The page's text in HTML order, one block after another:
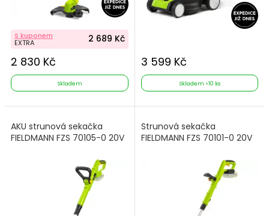
S kuponem
EXTRA 2 689 Kč
2 830 Kč
Skladem
3 599 Kč
Skladem >10 ks
AKU strunová sekačka
FIELDMANN FZS 70105-0 20V
Strunová sekačka
FIELDMANN FZS 70101-0 20V